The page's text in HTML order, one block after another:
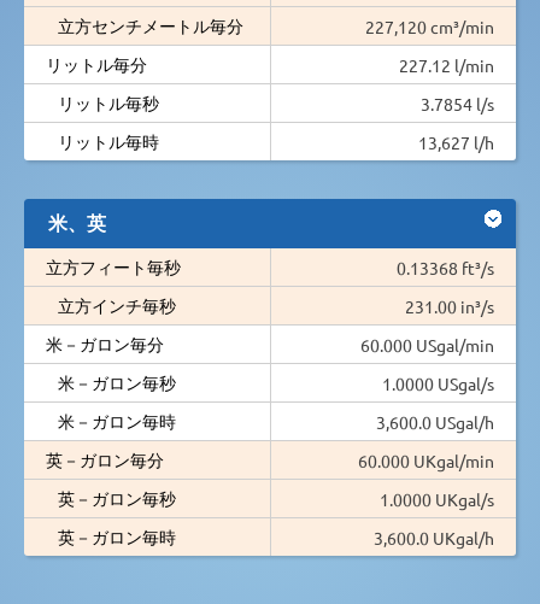
立方センチメートル毎分
227,120 cm³/min
リットル毎分
227.12 l/min
リットル毎秒
3.7854 l/s
リットル毎時
13,627 l/h
米、英
立方フィート毎秒
0.13368 ft³/s
立方インチ毎秒
231.00 in³/s
米－ガロン毎分
60.000 USgal/min
米－ガロン毎秒
1.0000 USgal/s
米－ガロン毎時
3,600.0 USgal/h
英－ガロン毎分
60.000 UKgal/min
英－ガロン毎秒
1.0000 UKgal/s
英－ガロン毎時
3,600.0 UKgal/h